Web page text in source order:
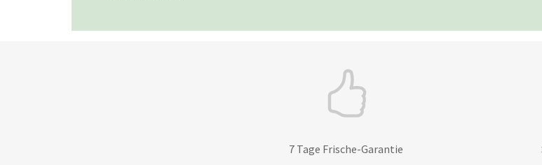
7 Tage Frische-Garantie